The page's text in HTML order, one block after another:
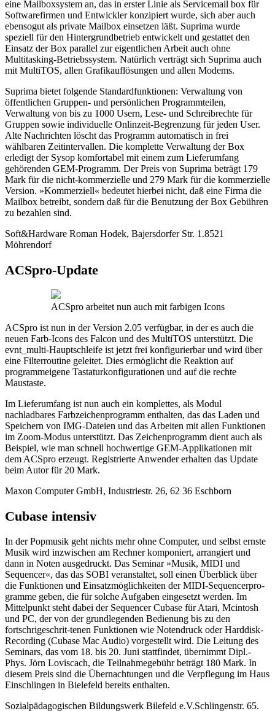
eine Mailboxsystem an, das in erster Linie als Servicemail box für
Softwarefirmen und Entwickler konzipiert wurde, sich aber auch
ebensogut als private Mailbox einsetzen läßt. Suprima wurde
speziell für den Hintergrundbetrieb entwickelt und gestattet den
Einsatz der Box parallel zur eigentlichen Arbeit auch ohne
Multitasking-Betriebssystem. Natürlich verträgt sich Suprima auch
mit MultiTOS, allen Grafikauflösungen und allen Modems.
Suprima bietet folgende Standardfunktionen: Verwaltung von
öffentlichen Gruppen- und persönlichen Programmteilen,
Verwaltung von bis zu 1000 Usern, Lese- und Schreibrechte für
Gruppen sowie individuelle Onlinzeit-Begrenzung für jeden User.
Alte Nachrichten löscht das Programm automatisch in frei
wählbaren Zeitintervallen. Die komplette Verwaltung der Box
erledigt der Sysop komfortabel mit einem zum Lieferumfang
gehörenden GEM-Programm. Der Preis von Suprima beträgt 179
Mark für die nicht-kommerzielle und 279 Mark für die kommerzielle
Version. »Kommerziell« bedeutet hierbei nicht, daß eine Firma die
Mailbox betreibt, sondern daß für die Benutzung der Box Gebühren
zu bezahlen sind.
Soft&Hardware Roman Hodek, Bajersdorfer Str. 1.8521
Möhrendorf
ACSpro-Update
ACSpro arbeitet nun auch mit farbigen Icons
ACSpro ist nun in der Version 2.05 verfügbar, in der es auch die
neuen Farb-Icons des Falcon und des MultiTOS unterstützt. Die
evnt_multi-Hauptschleife ist jetzt frei konfigurierbar und wird über
eine Filterroutine geleitet. Dies ermöglicht die Reaktion auf
programmeigene Tastaturkonfigurationen und auf die rechte
Maustaste.
Im Lieferumfang ist nun auch ein komplettes, als Modul
nachladbares Farbzeichenprogramm enthalten, das das Laden und
Speichern von IMG-Dateien und das Arbeiten mit allen Funktionen
im Zoom-Modus unterstützt. Das Zeichenprogramm dient auch als
Beispiel, wie man schnell hochwertige GEM-Applikationen mit
dem ACSpro erzeugt. Registrierte Anwender erhalten das Update
beim Autor für 20 Mark.
Maxon Computer GmbH, Industriestr. 26, 62 36 Eschborn
Cubase intensiv
In der Popmusik geht nichts mehr ohne Computer, und selbst ernste
Musik wird inzwischen am Rechner komponiert, arrangiert und
dann in Noten ausgedruckt. Das Seminar »Musik, MIDI und
Sequencer«, das das SOBI veranstaltet, soll einen Überblick über
die Funktionen und Einsatzmöglichkeiten der MIDI-Sequencerpro-
gramme geben, die für solche Aufgaben eingesetzt werden. Im
Mittelpunkt steht dabei der Sequencer Cubase für Atari, Mcintosh
und PC, der von der grundlegenden Bedienung bis zu den
fortschrigeschrit-tenen Funktionen wie Notendruck oder Harddisk-
Recording (Cubase Mac Audio) vorgestellt wird. Die Leitung des
Seminars, das vom 18. bis 20. Juni stattfindet, übernimmt Dipl.-
Phys. Jörn Loviscach, die Teilnahmegebühr beträgt 180 Mark. In
diesem Preis sind die Übernachtungen und die Verpflegung im Haus
Einschlingen in Bielefeld bereits enthalten.
Sozialpädagogischen Bildungswerk Bilefeld e.V.Schlingenstr. 65.